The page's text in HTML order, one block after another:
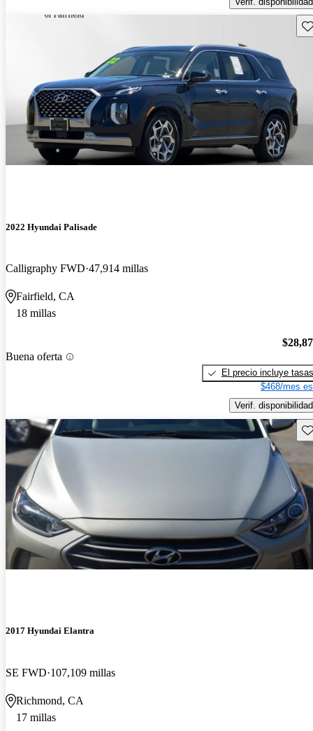
2022 Hyundai Palisade
Calligraphy FWD 47,914 millas
Fairfield, CA
18 millas
Buena oferta
El precio incluye tasas
$468/mes
Verif. disponibilidad
2017 Hyundai Elantra
SE FWD 107,109 millas
Richmond, CA
17 millas